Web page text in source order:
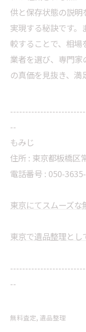
供と保存状態の説
実現する秘訣です
較することで、相場
業者を選び、専門
の真価を見抜き、満
--
もみじ
住所 : 東京都板橋区
電話番号 : 050-
東京にてスムーズな
東京で遺品整理とし
--
無料査定 遺品整理